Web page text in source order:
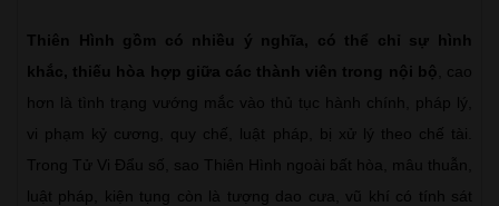
Thiên Hình gồm có nhiều ý nghĩa, có thể chỉ sự hình
khắc, thiếu hòa hợp giữa các thành viên trong nội bộ , cao
hơn là tình trạng vướng mắc vào thủ tục hành chính, pháp lý,
vi phạm kỷ cương, quy chế, luật pháp, bị xử lý theo chế tài.
Trong Tử Vi Đẩu số, sao Thiên Hình ngoài bất hòa, mâu thuẫn,
luật pháp, kiện tụng còn là tượng dao cưa, vũ khí có tính sát